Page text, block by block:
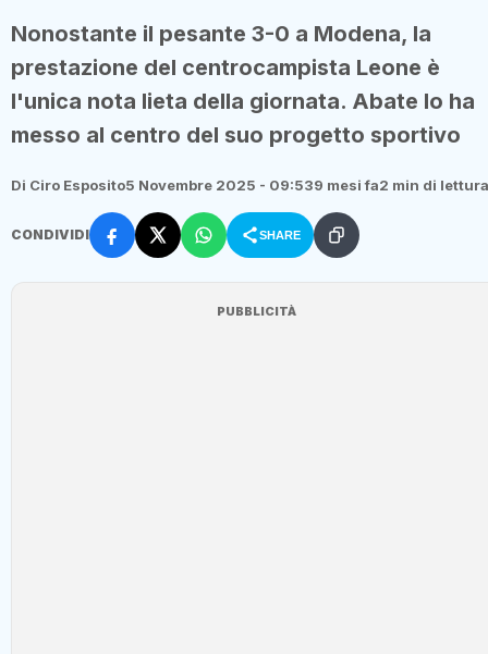
Nonostante il pesante 3-0 a Modena, la
prestazione del centrocampista Leone è
l'unica nota lieta della giornata. Abate lo ha
messo al centro del suo progetto sportivo
Di Ciro Esposito5 Novembre 2025 - 09:539 mesi fa2 min di lettura
CONDIVIDI SHARE
PUBBLICITÀ